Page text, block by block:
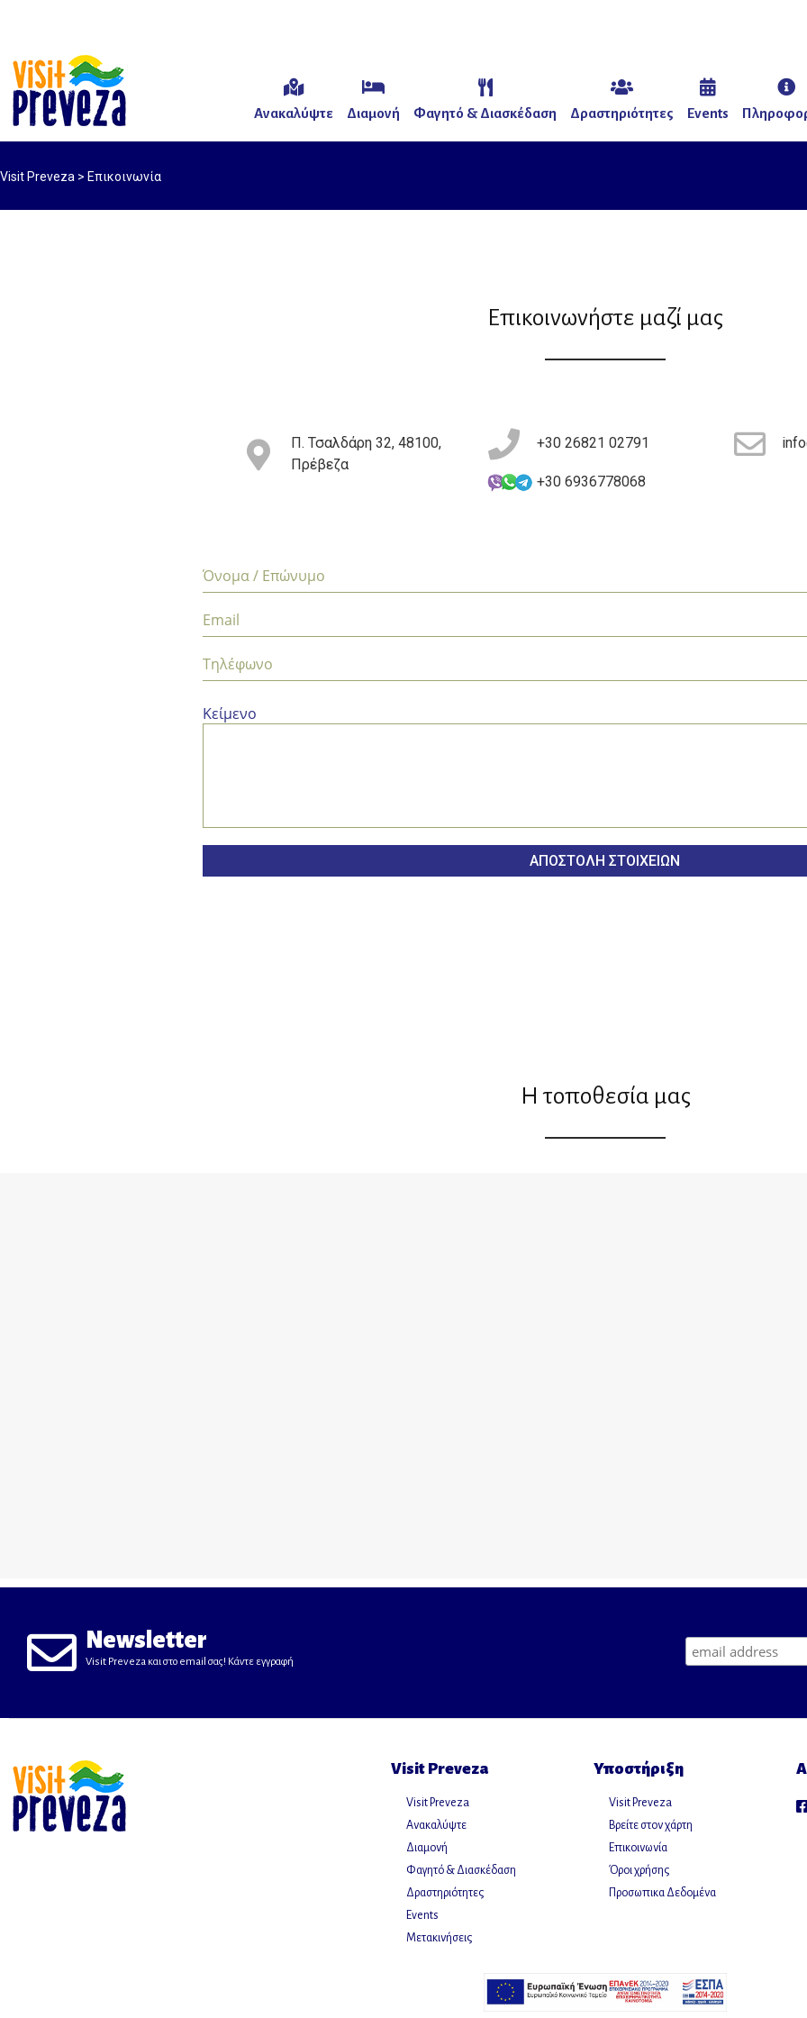
Ανακαλύψτε Διαμονή Φαγητό & Διασκέδαση Δραστηριότητες Events
Visit Preveza > Επικοινωνία
Επικοινωνήστε μαζί μας
Π. Τσαλδάρη 32, 48100,
Πρέβεζα
+30 26821 02791
+30 6936778068
Η τοποθεσία μας
Newsletter
Visit Preveza και στο email σας! Κάντε εγγραφή
Visit Preveza
Visit Preveza
Ανακαλύψτε
Διαμονή
Φαγητό & Διασκέδαση
Δραστηριότητες
Events
Μετακινήσεις
Υποστήριξη
Visit Preveza
Βρείτε στον χάρτη
Επικοινωνία
Όροι χρήσης
Προσωπικα Δεδομένα